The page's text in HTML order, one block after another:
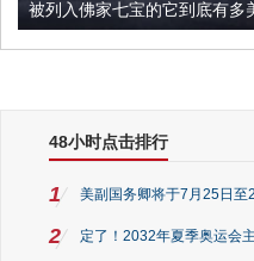
被列入佛家七宝的它到底有多
48小时点击排行
1 美副国务卿将于7月25日至
2 定了！2032年夏季奥运会